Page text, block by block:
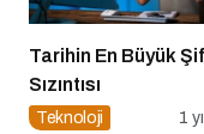
Tarihin En Büyük
Sızıntısı
Teknoloji 1